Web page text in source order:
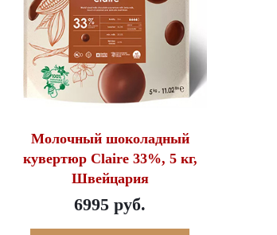
Молочный шоколадный
кувертюр Claire 33%, 5 кг,
Швейцария
6995 руб.